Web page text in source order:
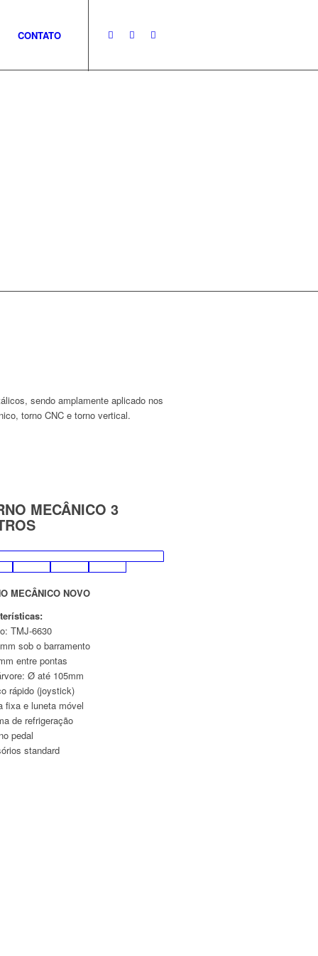
CONTATO
sendo amplamente aplicado nos
torno CNC e torno vertical.
MECÂNICO 3
MECÂNICO NOVO
TMJ-6630
sob o barramento
entre pontas
Ø até 105mm
rápido (joystick)
fixa e luneta móvel
de refrigeração
pedal
standard